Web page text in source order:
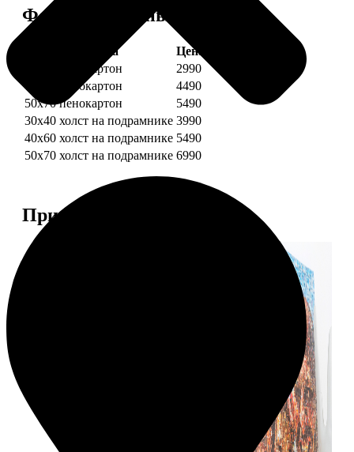
Форматы и цены
Услуга
Цена, руб.
30х40 пенокартон
2990
40х60 пенокартон
4490
50х70 пенокартон
5490
30х40 холст на подрамнике 3990
40х60 холст на подрамнике 5490
50х70 холст на подрамнике 6990
Примеры работ